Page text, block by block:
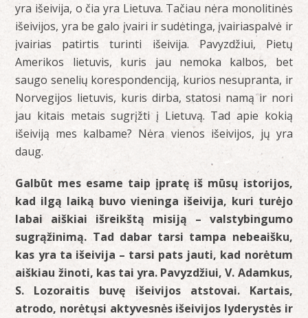
yra išeivija, o čia yra Lietuva. Tačiau nėra monolitinės
išeivijos, yra be galo įvairi ir sudėtinga, įvairiaspalvė ir
įvairias patirtis turinti išeivija. Pavyzdžiui, Pietų
Amerikos lietuvis, kuris jau nemoka kalbos, bet
saugo senelių korespondenciją, kurios nesupranta, ir
Norvegijos lietuvis, kuris dirba, statosi namą ir nori
jau kitais metais sugrįžti į Lietuvą. Tad apie kokią
išeiviją mes kalbame? Nėra vienos išeivijos, jų yra
daug.
Galbūt mes esame taip įpratę iš mūsų istorijos,
kad ilgą laiką buvo vieninga išeivija, kuri turėjo
labai aiškiai išreikštą misiją – valstybingumo
sugrąžinimą. Tad dabar tarsi tampa nebeaišku,
kas yra ta išeivija – tarsi pats jauti, kad norėtum
aiškiau žinoti, kas tai yra. Pavyzdžiui, V. Adamkus,
S. Lozoraitis buvę išeivijos atstovai. Kartais,
atrodo, norėtųsi aktyvesnės išeivijos lyderystės ir